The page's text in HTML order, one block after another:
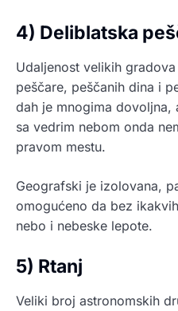
4) Deliblatska
Udaljenost velikih
peščare, peščanih dina i
dah je mnogima dovoljna,
sa vedrim nebom onda
pravom mestu.
Geografski je izolovana,
omogućeno da bez
nebo i nebeske lepote.
5) Rtanj
Veliki broj astronomskih